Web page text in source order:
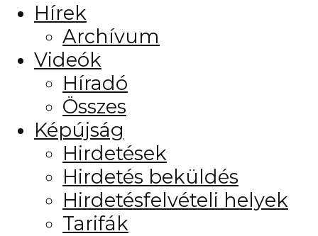
Hírek
Archívum
Videók
Híradó
Összes
Képújság
Hirdetések
Hirdetés beküldés
Hirdetésfelvételi helyek
Tarifák